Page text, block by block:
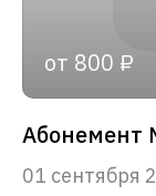
от 800 ₽
01 сентября